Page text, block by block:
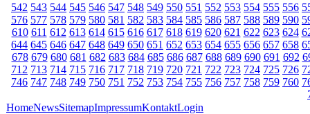
542 543 544 545 546 547 548 549 550 551 552 553 554 555 556
576 577 578 579 580 581 582 583 584 585 586 587 588 589 590
610 611 612 613 614 615 616 617 618 619 620 621 622 623 624
644 645 646 647 648 649 650 651 652 653 654 655 656 657 658
678 679 680 681 682 683 684 685 686 687 688 689 690 691 692
712 713 714 715 716 717 718 719 720 721 722 723 724 725 726
746 747 748 749 750 751 752 753 754 755 756 757 758 759 760
HomeNewsSitemapImpressumKontaktLogin